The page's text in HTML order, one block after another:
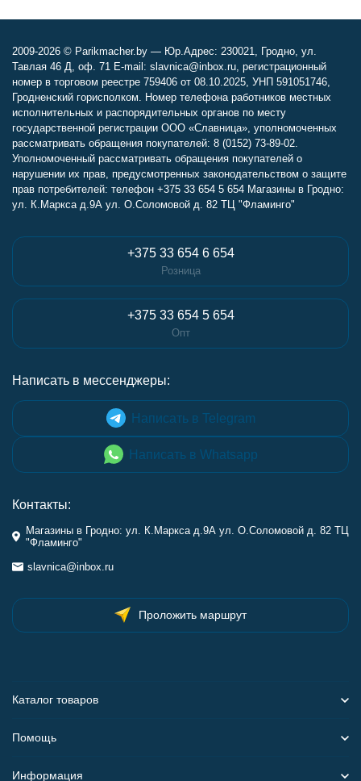
2009-2026 © Parikmacher.by — Юр.Адрес: 230021, Гродно, ул.
Тавлая 46 Д, оф. 71 E-mail: slavnica@inbox.ru, регистрационный
номер в торговом реестре 759406 от 08.10.2025, УНП 591051746,
Гродненский горисполком. Номер телефона работников местных
исполнительных и распорядительных органов по месту
государственной регистрации ООО «Славница», уполномоченных
рассматривать обращения покупателей: 8 (0152) 73-89-02.
Уполномоченный рассматривать обращения покупателей о
нарушении их прав, предусмотренных законодательством о защите
прав потребителей: телефон +375 33 654 5 654 Магазины в Гродно:
ул. К.Маркса д.9А ул. О.Соломовой д. 82 ТЦ "Фламинго"
+375 33 654 6 654
Розница
+375 33 654 5 654
Опт
Написать в мессенджеры:
Написать в Telegram
Написать в Whatsapp
Контакты:
Магазины в Гродно: ул. К.Маркса д.9А ул. О.Соломовой д. 82 ТЦ
"Фламинго"
slavnica@inbox.ru
Проложить маршрут
Каталог товаров
Помощь
Информация